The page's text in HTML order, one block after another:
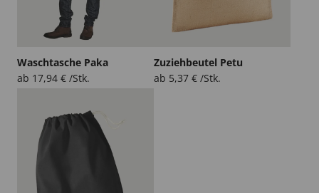
Waschtasche Paka
ab 17,94 € /Stk.
Zuziehbeutel Petu
ab 5,37 € /Stk.